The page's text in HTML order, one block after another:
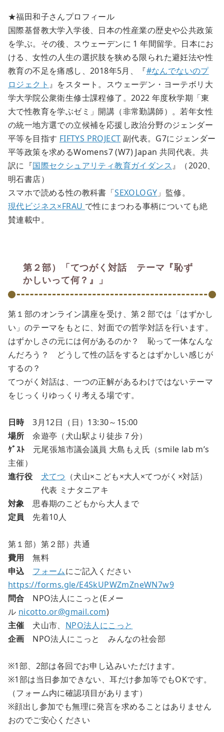
★福田和子さんプロフィール
国際基督教大学入学後、日本の性産業の歴史や公共政策
を学ぶ。その後、スウェーデンに 1 年間留学。日本にお
ける、女性の人生の選択肢を狭める限られた避妊法や性
教育の不足を痛感し、2018年5月、『#なんでないのプ
ロジェクト 』をスタート。スウェーデン・ヨーテボリ大
学大学院公衆衛生修士課程修了。2022 年度秋学期「東
大で性教育を学ぶゼミ」開講（非常勤講師）。若年女性
の統一地方選での立候補を応援し政治分野のジェンダー
平等を目指す FIFTYS PROJECT 副代表。G7にジェンダー
平等政策を求めるWomens7 (W7) Japan 共同代表。共
訳に『国際セクシュアリティ教育ガイダンス』（2020、
明石書店）
スマホで読める性の教科書「SEXOLOGY 」監修。
現代ビジネス×FRAU で性にまつわる事柄についても絶
賛連載中。
第２部）「てつがく対話 テーマ『恥ず
かしいって何？』」
第１部のオンライン講座を受け、第２部では「はずかし
い」のテーマをもとに、対面での哲学対話を行います。
はずかしさの元には何があるのか？ 恥って一体なんな
んだろう？ どうして性の話をするとはずかしい感じが
するの？
てつがく対話は、一つの正解があるわけではないテーマ
をじっくりゆっくり考える場です。
日時3月12日（日）13:30～15:00
場所 余遊亭（犬山駅より徒歩７分）
ｹﾞｽﾄ 元尾張旭市議会議員 大島もえ氏（smile lab m’s
主催）
進行役
犬てつ （犬山×こども×大人×てつがく×対話）
代表 ミナタニアキ
対象 思春期のこどもから大人まで
定員 先着10人
第１部）第２部）共通
費用 無料
申込
フォームにご記入ください
https://forms.gle/E4SkUPWZmZneWN7w9
問合 NPO法人にこっと(Eメー
ル nicotto.or@gmail.com)
主催 犬山市、 NPO法人にこっと
企画 NPO法人にこっと みんなの社会部
※1部、2部は各回でお申し込みいただけます。
※1部は当日参加できない、耳だけ参加等でもOKです。
（フォーム内に確認項目があります）
※顔出し参加でも無理に発言を求めることはありません
おのでご安心ください